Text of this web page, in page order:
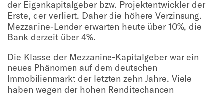
der Eigenkapitalgeber bzw. Projektentwickler der
Erste, der verliert. Daher die höhere Verzinsung.
Mezzanine-Lender erwarten heute über 10%, die
Bank derzeit über 4%.
Die Klasse der Mezzanine-Kapitalgeber war ein
neues Phänomen auf dem deutschen
Immobilienmarkt der letzten zehn Jahre. Viele
haben wegen der hohen Renditechancen